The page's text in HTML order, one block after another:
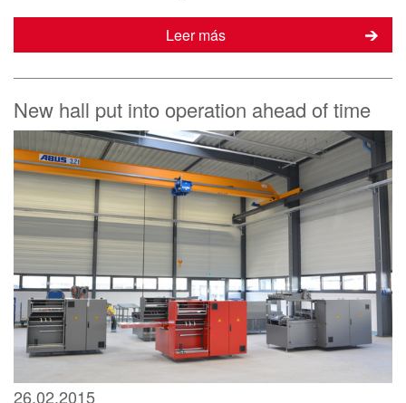
Leer más
New hall put into operation ahead of time
26.02.2015